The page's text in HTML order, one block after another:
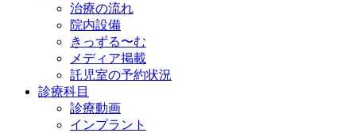
治療の流れ
院内設備
きっずる〜む
メディア掲載
託児室の予約状況
診療科目
診療動画
インプラント